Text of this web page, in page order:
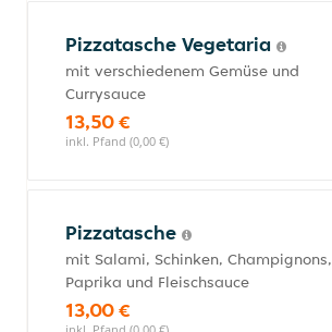
Pizzatasche Vegetaria
mit verschiedenem Gemüse und
Currysauce
13,50 €
inkl. Pfand (0,00 €)
Pizzatasche
mit Salami, Schinken, Champignons,
Paprika und Fleischsauce
13,00 €